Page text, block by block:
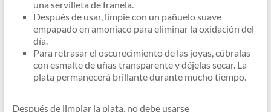
una servilleta de franela.
Después de usar, limpie con un pañuelo suave
empapado en amoníaco para eliminar la oxidación del
día.
Para retrasar el oscurecimiento de las joyas, cúbralas
con esmalte de uñas transparente y déjelas secar. La
plata permanecerá brillante durante mucho tiempo.
Después de limpiar la plata, no debe usarse